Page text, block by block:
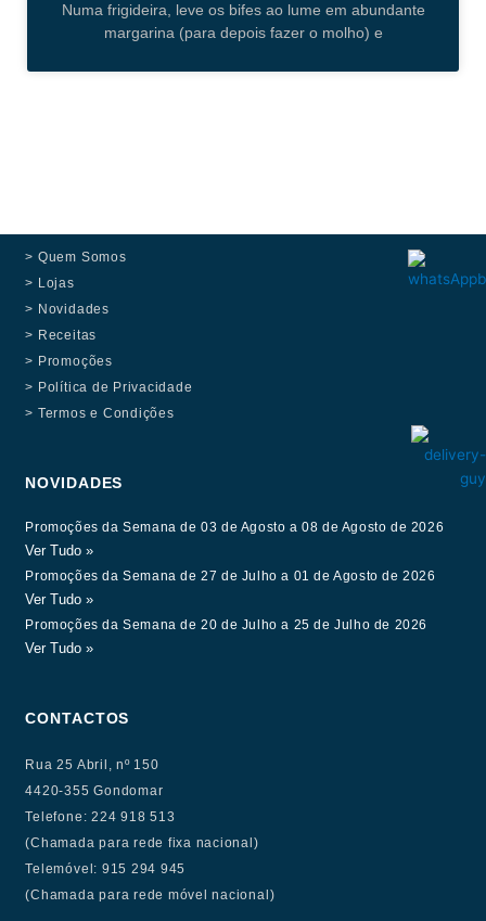
Numa frigideira, leve os bifes ao lume em abundante
margarina (para depois fazer o molho) e
> Quem Somos
> Lojas
> Novidades
> Receitas
> Promoções
> Política de Privacidade
> Termos e Condições
NOVIDADES
Promoções da Semana de 03 de Agosto a 08 de Agosto de 2026
Ver Tudo »
Promoções da Semana de 27 de Julho a 01 de Agosto de 2026
Ver Tudo »
Promoções da Semana de 20 de Julho a 25 de Julho de 2026
Ver Tudo »
CONTACTOS
Rua 25 Abril, nº 150
4420-355 Gondomar
Telefone: 224 918 513
(Chamada para rede fixa nacional)
Telemóvel: 915 294 945
(Chamada para rede móvel nacional)